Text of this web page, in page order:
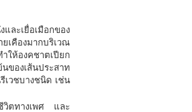
ละเยื่อเมือกของ
เคืองมากบริเวณ
ห้องคชาตเปียก
องเส้นประสาท
เวชบางชนิด เช่น
วิตทางเพศ และ